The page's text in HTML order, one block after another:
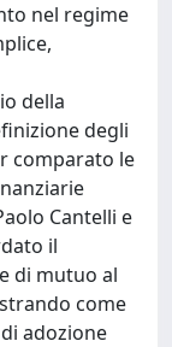
nel regime
della
degli
comparato le
Cantelli e
il
di mutuo al
come
adozione